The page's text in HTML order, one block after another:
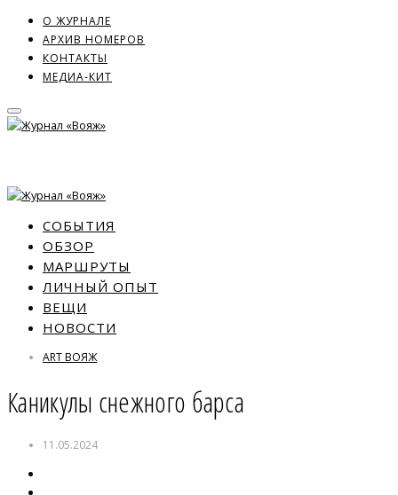
О ЖУРНАЛЕ
АРХИВ НОМЕРОВ
КОНТАКТЫ
МЕДИА-КИТ
СОБЫТИЯ
ОБЗОР
МАРШРУТЫ
ЛИЧНЫЙ ОПЫТ
ВЕЩИ
НОВОСТИ
ART ВОЯЖ
Каникулы снежного барса
11.05.2024